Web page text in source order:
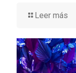
Leer más